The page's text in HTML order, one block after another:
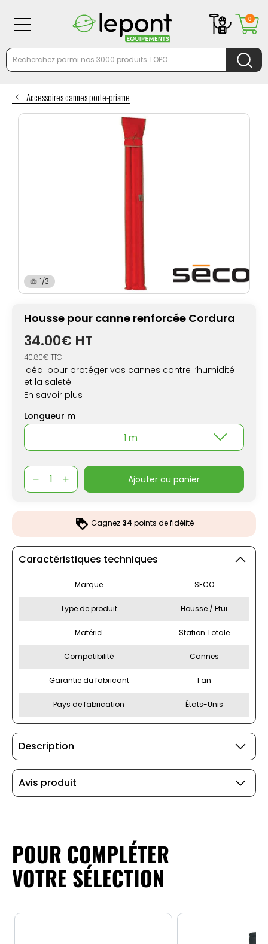
Accessoires cannes porte-prisme
1/3
Housse pour canne renforcée Cordura
34.00€ HT
40.80€ TTC
Idéal pour protéger vos cannes contre l’humidité
et la saleté
En savoir plus
Longueur m
1 m
ajouter au panier
Gagnez 34 points de fidélité
Caractéristiques techniques
Marque SECO
Type de produit Housse / Etui
Matériel Station Totale
Compatibilité Cannes
Garantie du fabricant 1 an
Pays de fabrication États-Unis
Description
Avis produit
POUR COMPLÉTER
VOTRE SÉLECTION
0